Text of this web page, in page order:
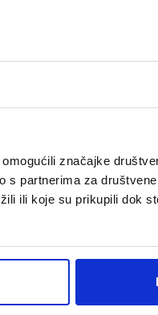
značajke
s partnerima za
ili koje su prikupili dok
i strukovnih